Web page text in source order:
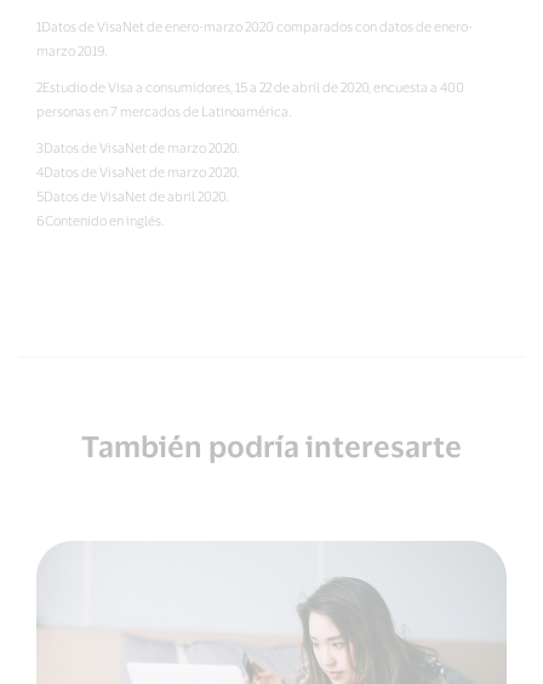
1Datos de VisaNet de enero-marzo 2020 comparados con datos de enero-
marzo 2019.
2Estudio de Visa a consumidores, 15 a 22 de abril de 2020, encuesta a 400
personas en 7 mercados de Latinoamérica.
3Datos de VisaNet de marzo 2020.
4Datos de VisaNet de marzo 2020.
5Datos de VisaNet de abril 2020.
6Contenido en inglés.
También podría interesarte